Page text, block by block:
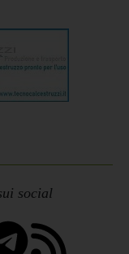
social